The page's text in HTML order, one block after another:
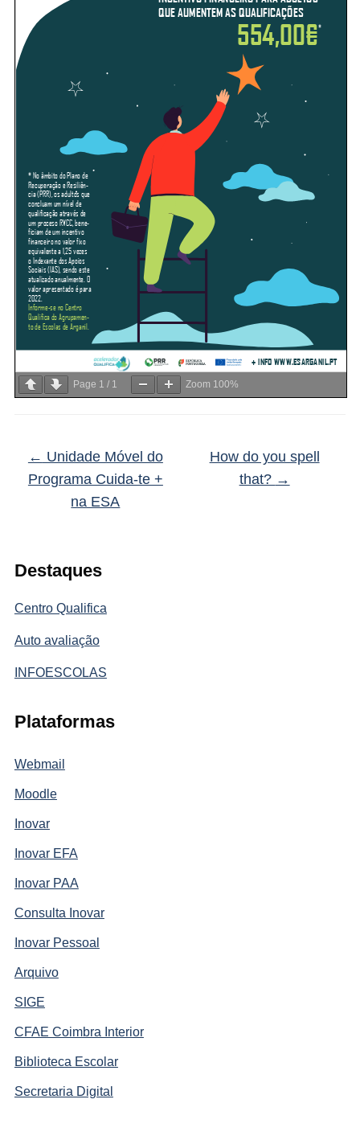
Destaques
Centro Qualifica
Auto avaliação
INFOESCOLAS
Plataformas
Webmail
Moodle
Inovar
Inovar EFA
Inovar PAA
Consulta Inovar
Inovar Pessoal
Arquivo
SIGE
CFAE Coimbra Interior
Biblioteca Escolar
Secretaria Digital
Page 1 / 1 Zoom 100%
← Unidade Móvel do
Programa Cuida-te +
na ESA
How do you spell
that? →